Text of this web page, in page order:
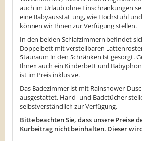
auch im Urlaub ohne Einschränkungen
eine Babyausstattung, wie Hochstuhl
können wir Ihnen zur Verfügung stellen.
In den beiden Schlafzimmern befindet
Doppelbett mit verstellbaren
Stauraum in den Schränken ist gesorgt.
Ihnen auch ein Kinderbett und
ist im Preis inklusive.
Das Badezimmer ist mit Rainshower-
ausgestattet. Hand- und Badetücher
selbstverständlich zur Verfügung.
Bitte beachten Sie, dass unsere Preise
Kurbeitrag nicht beinhalten. Dieser